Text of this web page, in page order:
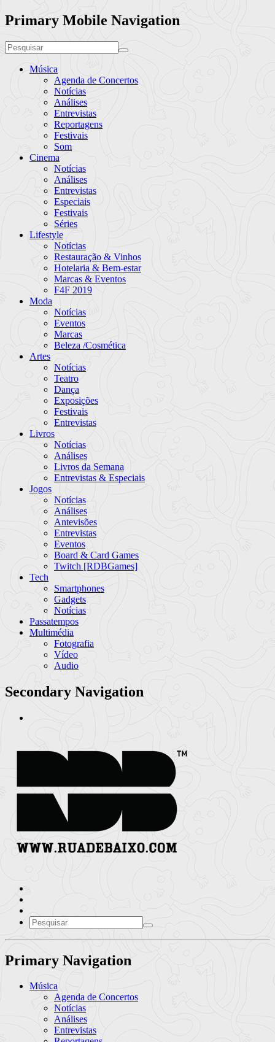
Primary Mobile Navigation
Música
Agenda de Concertos
Notícias
Análises
Entrevistas
Reportagens
Festivais
Som
Cinema
Notícias
Análises
Entrevistas
Especiais
Festivais
Séries
Lifestyle
Notícias
Restauração & Vinhos
Hotelaria & Bem-estar
Marcas & Eventos
F4F 2019
Moda
Notícias
Eventos
Marcas
Beleza /Cosmética
Artes
Notícias
Teatro
Dança
Exposições
Festivais
Entrevistas
Livros
Notícias
Análises
Livros da Semana
Entrevistas & Especiais
Jogos
Notícias
Análises
Antevisões
Entrevistas
Eventos
Board & Card Games
Twitch [RDBGames]
Tech
Smartphones
Gadgets
Notícias
Passatempos
Multimédia
Fotografia
Vídeo
Audio
Secondary Navigation
Primary Navigation
Música
Agenda de Concertos
Notícias
Análises
Entrevistas